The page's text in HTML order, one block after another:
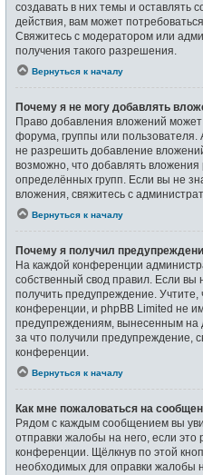
создавать в них темы и оставлять
действия, вам может
Свяжитесь с модератором или
получения такого разрешения.
Вернуться к началу
Почему я не могу добавлять
Право добавления вложений
форума, группы или
не разрешить добавление
возможно, что добавлять
определённых групп. Если вы не
вложения, свяжитесь с
Вернуться к началу
Почему я получил
На каждой конференции
собственный свод правил. Если
получить предупреждение.
конференции, и phpBB Limited не
предупреждениям, вынесенным на
за что получили предупреждение,
конференции.
Вернуться к началу
Как мне пожаловаться на
Рядом с каждым сообщением вы
отправки жалобы на него, если
конференции. Щёлкнув по этой
необходимых для оправки жалобы